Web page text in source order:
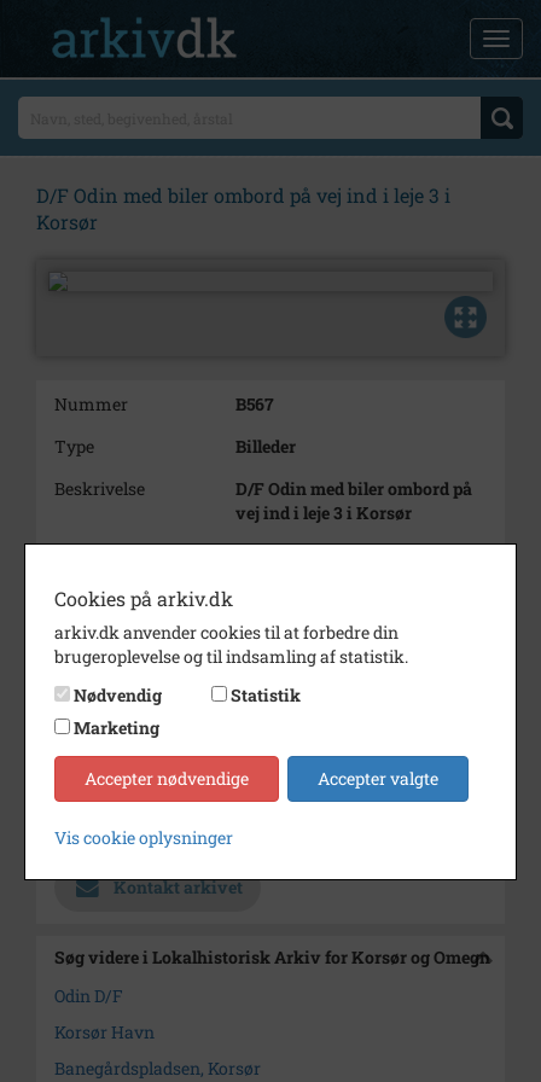
D/F Odin med biler ombord på vej ind i leje 3 i
Korsør
Nummer
B567
Type
Billeder
Beskrivelse
D/F Odin med biler ombord på
vej ind i leje 3 i Korsør
Dateringsnote
Fotograf
Helge Langkow
Størrelse
Materiale
Se på kort
Arkiv
Lokalhistorisk Arkiv for Korsør
Kontakt arkivet
Søg videre i Lokalhistorisk Arkiv for Korsør og Omegn
Odin D/F
Korsør Havn
Banegårdspladsen, Korsør
Cookies på arkiv.dk
arkiv.dk anvender cookies til at forbedre din
brugeroplevelse og til indsamling af statistik.
Nødvendig
Statistik
Marketing
Accepter nødvendige Accepter valgte
Vis cookie oplysninger